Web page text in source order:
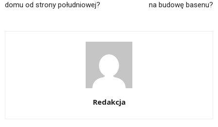
domu od strony południowej?
na budowę basenu?
Redakcja